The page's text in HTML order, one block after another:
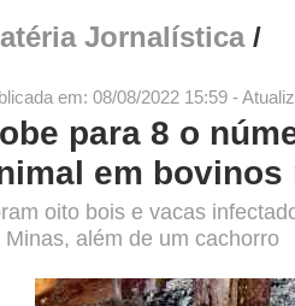
Jornalística/
em: 08/08/2022 15:59 -
para 8 o
em bovinos
oito bois e vacas
Minas, além de um cachorro